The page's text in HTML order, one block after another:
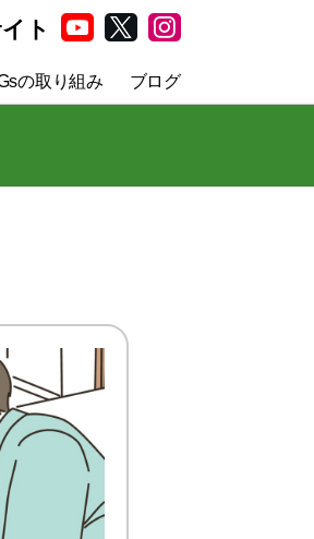
ト YouTube
の取り組み ブログ